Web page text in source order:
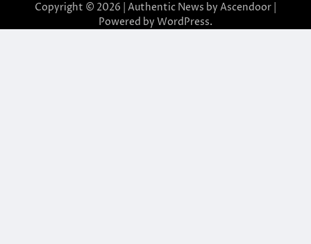
Copyright © 2026 | Authentic News by Ascendoor
Powered by WordPress.